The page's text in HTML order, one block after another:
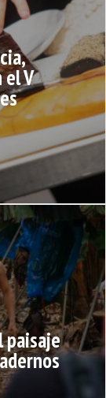
el V
paisaje